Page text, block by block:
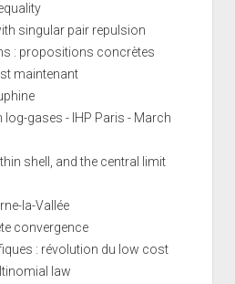
singular pair repulsion
: propositions concrètes
maintenant
log-gases - IHP Paris - March
shell, and the central limit
la-Vallée
convergence
: révolution du low cost
law